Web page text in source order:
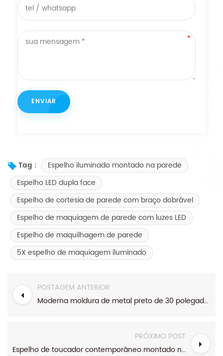
Tag :
Espelho iluminado montado na parede
Espelho LED dupla face
Espelho de cortesia de parede com braço dobrável
Espelho de maquiagem de parede com luzes LED
Espelho de maquilhagem de parede
5X espelho de maquiagem iluminado
POSTAGEM ANTERIOR
Moderna moldura de metal preto de 30 polegadas, espelho de banheiro de LED redondo suspenso
PRÓXIMO POST
Espelho de toucador contemporâneo montado na parede retangular sem moldura retroiluminado